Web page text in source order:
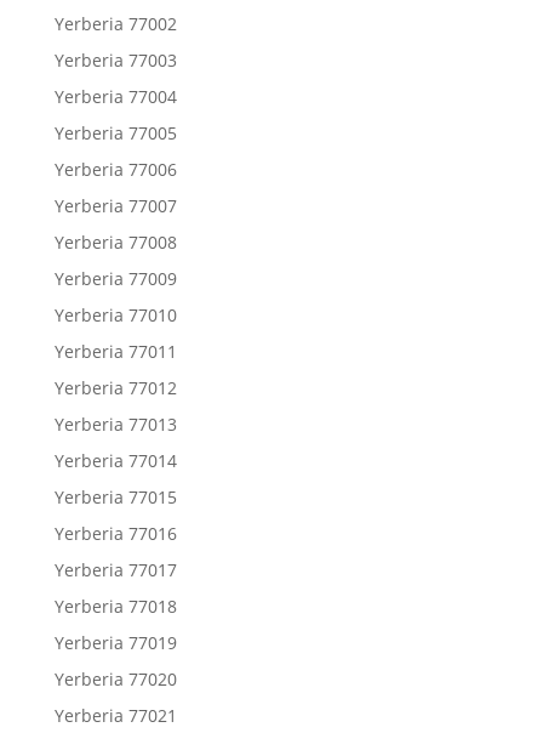
Yerberia 77002
Yerberia 77003
Yerberia 77004
Yerberia 77005
Yerberia 77006
Yerberia 77007
Yerberia 77008
Yerberia 77009
Yerberia 77010
Yerberia 77011
Yerberia 77012
Yerberia 77013
Yerberia 77014
Yerberia 77015
Yerberia 77016
Yerberia 77017
Yerberia 77018
Yerberia 77019
Yerberia 77020
Yerberia 77021